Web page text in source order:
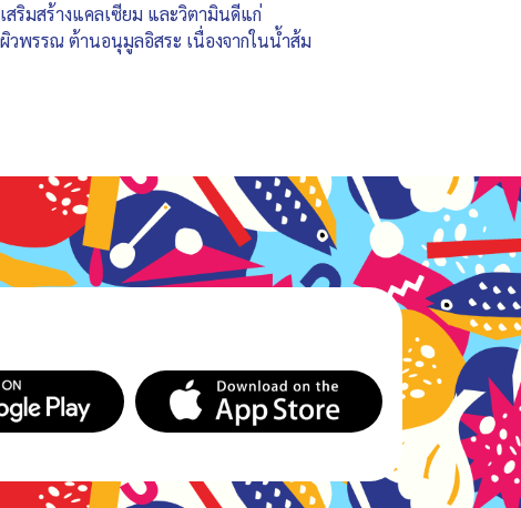
สริมสร้างแคลเซียม และวิตามินดีแก่
วพรรณ ต้านอนุมูลอิสระ เนื่องจากในน้ำส้ม